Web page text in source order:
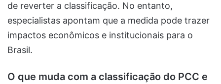
de reverter a classificação. No entanto,
especialistas apontam que a medida pode trazer
impactos econômicos e institucionais para o
Brasil.
O que muda com a classificação do PCC e